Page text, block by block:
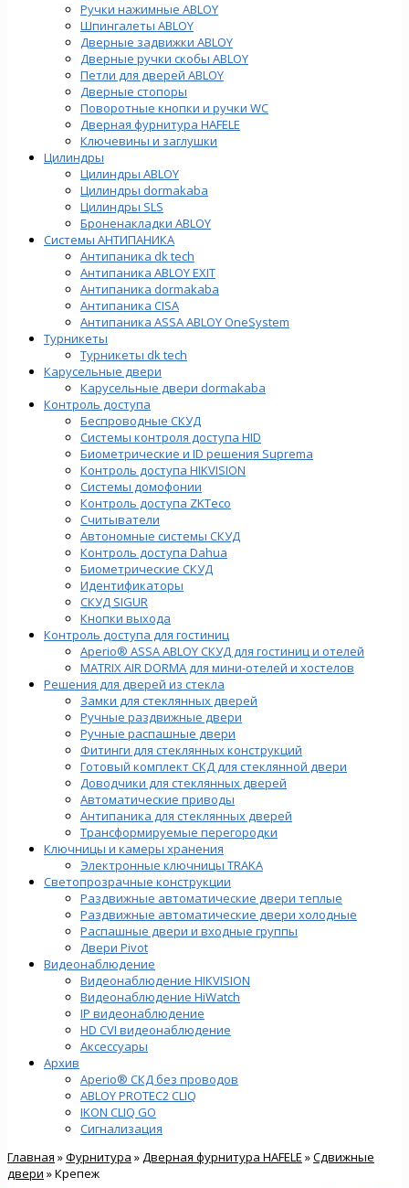
Ручки нажимные ABLOY
Шпингалеты ABLOY
Дверные задвижки ABLOY
Дверные ручки скобы ABLOY
Петли для дверей ABLOY
Дверные стопоры
Поворотные кнопки и ручки WC
Дверная фурнитура HAFELE
Ключевины и заглушки
Цилиндры
Цилиндры ABLOY
Цилиндры dormakaba
Цилиндры SLS
Броненакладки ABLOY
Системы АНТИПАНИКА
Антипаника dk tech
Антипаника ABLOY EXIT
Антипаника dormakaba
Антипаника СISA
Антипаника ASSA ABLOY OneSystem
Турникеты
Турникеты dk tech
Карусельные двери
Карусельные двери dormakaba
Контроль доступа
Беспроводные СКУД
Системы контроля доступа HID
Биометрические и ID решения Suprema
Контроль доступа HIKVISION
Системы домофонии
Контроль доступа ZKTeco
Считыватели
Автономные системы СКУД
Контроль доступа Dahua
Биометрические СКУД
Идентификаторы
СКУД SIGUR
Кнопки выхода
Контроль доступа для гостиниц
Aperio® ASSA ABLOY СКУД для гостиниц и отелей
MATRIX AIR DORMA для мини-отелей и хостелов
Решения для дверей из стекла
Замки для стеклянных дверей
Ручные раздвижные двери
Ручные распашные двери
Фитинги для стеклянных конструкций
Готовый комплект СКД для стеклянной двери
Доводчики для стеклянных дверей
Автоматические приводы
Антипаника для стеклянных дверей
Трансформируемые перегородки
Ключницы и камеры хранения
Электронные ключницы TRAKA
Светопрозрачные конструкции
Раздвижные автоматические двери теплые
Раздвижные автоматические двери холодные
Распашные двери и входные группы
Двери Pivot
Видеонаблюдение
Видеонаблюдение HIKVISION
Видеонаблюдение HiWatch
IP видеонаблюдение
HD CVI видеонаблюдение
Аксессуары
Архив
Aperio® СКД без проводов
ABLOY PROTEC2 CLIQ
IKON CLIQ GO
Сигнализация
Главная »Фурнитура » Дверная фурнитура HAFELE »Сдвижные
двери » Крепеж